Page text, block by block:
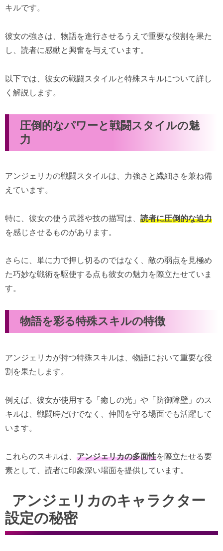
キルです。
彼女の強さは、物語を進行させるうえで重要な役割を果た
し、読者に感動と興奮を与えています。
以下では、彼女の戦闘スタイルと特殊スキルについて詳し
く解説します。
圧倒的なパワーと戦闘スタイルの魅
力
アンジェリカの戦闘スタイルは、力強さと繊細さを兼ね備
えています。
特に、彼女の使う武器や技の描写は、 読者に圧倒的な迫力
を感じさせるものがあります。
さらに、単に力で押し切るのではなく、敵の弱点を見極め
た巧妙な戦術を駆使する点も彼女の魅力を際立たせていま
す。
物語を彩る特殊スキルの特徴
アンジェリカが持つ特殊スキルは、物語において重要な役
割を果たします。
例えば、彼女が使用する「癒しの光」や「防御障壁」のス
キルは、戦闘時だけでなく、仲間を守る場面でも活躍して
います。
これらのスキルは、 アンジェリカの多面性を際立たせる要
素として、読者に印象深い場面を提供しています。
アンジェリカのキャラクター
設定の秘密